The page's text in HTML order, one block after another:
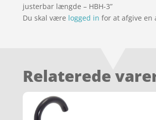
justerbar længde – HBH-3”
Du skal være logged in for at afgive en
Relaterede